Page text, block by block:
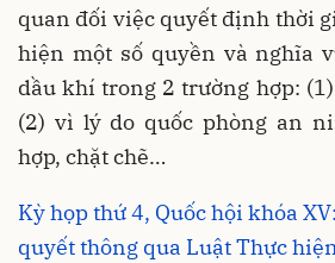
quan đối việc quyết định thời
hiện một số quyền và nghĩa
dầu khí trong 2 trường hợp:
(2) vì lý do quốc phòng an
hợp, chặt chẽ…
Kỳ họp thứ 4, Quốc hội khóa
quyết thông qua Luật Thực